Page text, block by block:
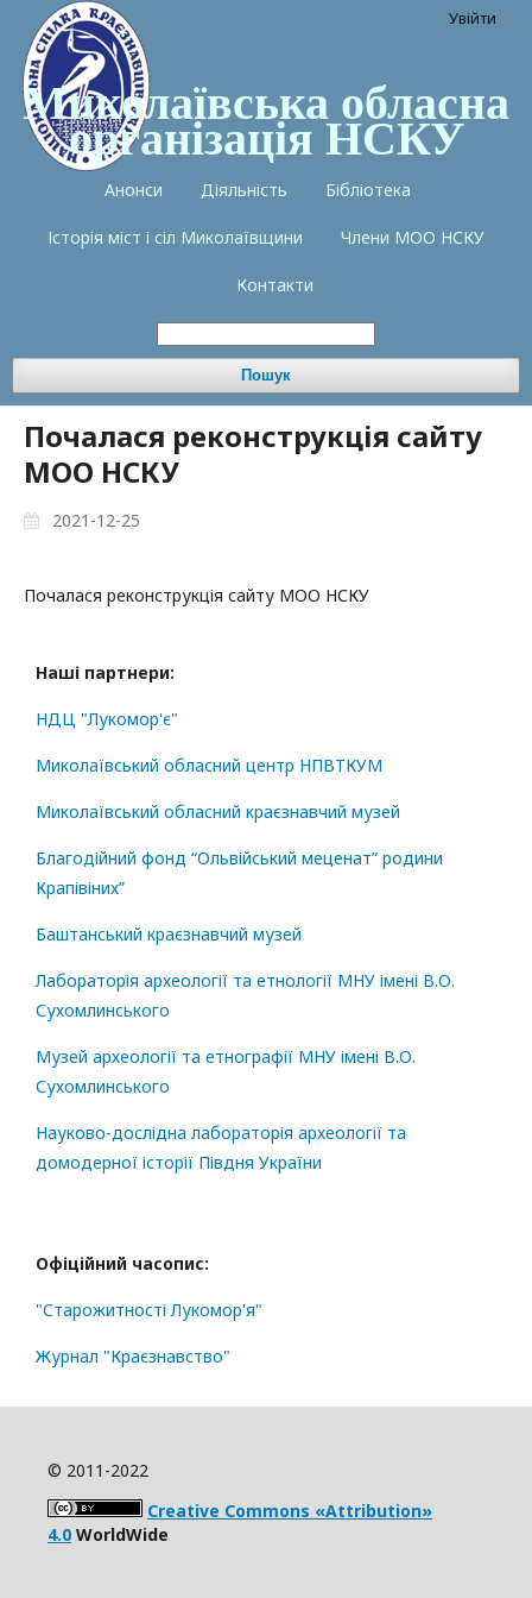
Миколаївська обласна
організація НСКУ
Анонси Діяльність Бібліотека
Історія міст і сіл Миколаївщини Члени МОО НСКУ
Контакти
Пошук
Увійти
Почалася реконструкція сайту
МОО НСКУ
2021-12-25
Почалася реконструкція сайту МОО НСКУ
Наші партнери:
НДЦ "Лукомор'є"
Миколаївський обласний центр НПВТКУМ
Миколаївський обласний краєзнавчий музей
Благодійний фонд “Ольвійський меценат” родини
Крапівіних”
Баштанський краєзнавчий музей
Лабораторія археології та етнології МНУ імені В.О.
Сухомлинського
Музей археології та етнографії МНУ імені В.О.
Сухомлинського
Науково-дослідна лабораторія археології та
домодерної історії Півдня України
Офіційний часопис:
"Старожитності Лукомор'я"
Журнал "Краєзнавство"
© 2011-2022
Creative Commons «Attribution»
4.0 WorldWide